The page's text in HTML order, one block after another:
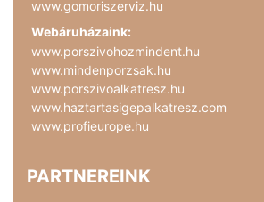
www.gomoriszerviz.hu
Webáruházaink:
www.porszivohozmindent.hu
www.mindenporzsak.hu
www.porszivoalkatresz.hu
www.haztartasigepalkatresz.com
www.profieurope.hu
PARTNEREINK